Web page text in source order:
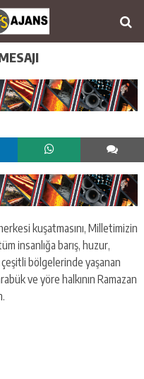
kuşatmasını, Milletimizin
insanlığa barış, huzur,
bölgelerinde yaşanan
ve yöre halkının Ramazan